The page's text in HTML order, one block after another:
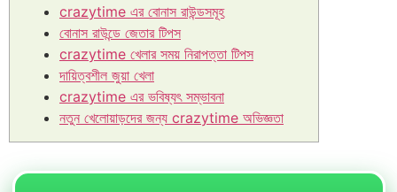
crazytime এর বোনাস রাউন্ডসমূহ
বোনাস রাউন্ডে জেতার টিপস
crazytime খেলার সময় নিরাপত্তা টিপস
দায়িত্বশীল জুয়া খেলা
crazytime এর ভবিষ্যৎ সম্ভাবনা
নতুন খেলোয়াড়দের জন্য crazytime অভিজ্ঞতা